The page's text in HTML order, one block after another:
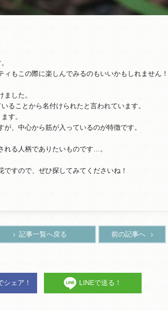
もこの際に楽しんでみるのもいいかもしれません！
した。
ることから名付けられたと言われています。
す。
、中心から筋が入っているのが特徴です。
れる人柄でありたいものです…。
すので、ぜひ探してみてくださいね！
記事一覧へ戻る 前の記事へ
シェア！ LINEで送る！